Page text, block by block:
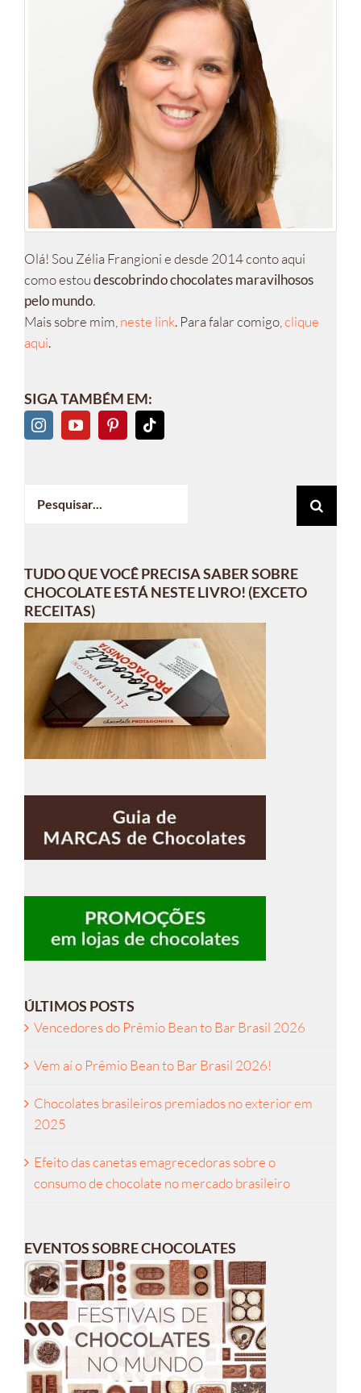
Olá! Sou Zélia Frangioni e desde 2014 conto aqui
como estoudescobrindo chocolates maravilhosos
pelo mundo.
Mais sobre mim, neste link. Para falar comigo, clique
aqui.
SIGA TAMBÉM EM:
resultados
TUDO QUE VOCÊ PRECISA SABER SOBRE
CHOCOLATE ESTÁ NESTE LIVRO! (EXCETO
RECEITAS)
ÚLTIMOS POSTS
Vencedores do Prêmio Bean to Bar Brasil 2026
Vem aí o Prêmio Bean to Bar Brasil 2026!
Chocolates brasileiros premiados no exterior em
2025
Efeito das canetas emagrecedoras sobre o
consumo de chocolate no mercado brasileiro
EVENTOS SOBRE CHOCOLATES